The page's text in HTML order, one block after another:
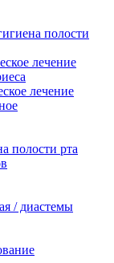
полости
лечение
лечение
полости рта
/ диастемы